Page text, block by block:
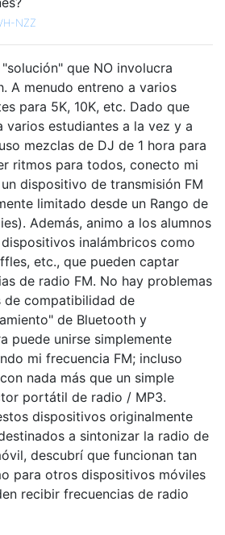
NZZ
que NO involucra
A menudo entreno a varios
para 5K, 10K, etc. Dado que
varios estudiantes a la vez y a
mezclas de DJ de 1 hora para
ritmos para todos, conecto mi
dispositivo de transmisión FM
limitado desde un Rango de
Además, animo a los alumnos
inalámbricos como
etc., que pueden captar
de radio FM. No hay problemas
de compatibilidad de
de Bluetooth y
puede unirse simplemente
mi frecuencia FM; incluso
nada más que un simple
portátil de radio / MP3.
dispositivos originalmente
a sintonizar la radio de
descubrí que funcionan tan
para otros dispositivos móviles
recibir frecuencias de radio